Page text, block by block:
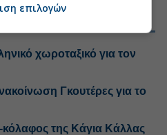
χωροταξικό για τον
Γκουτέρες για το
της Κάγια Κάλλας
επιλογών